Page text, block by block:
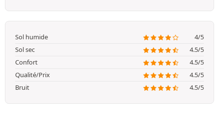
Sol humide
4/5
Sol sec
4.5/5
Confort
4.5/5
Qualité/Prix
4.5/5
Bruit
4.5/5